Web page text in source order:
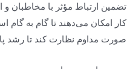
تضمین ارتباط مؤثر با مخاطبان
کار امکان می‌دهند تا گام به گام
صورت مداوم نظارت کند تا رشد